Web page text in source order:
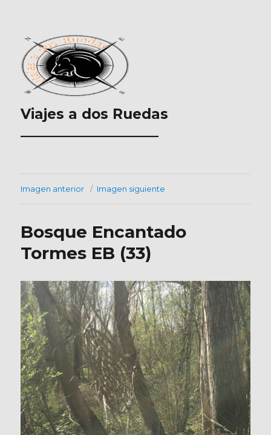
Viajes a dos Ruedas
___________________
Imagen anterior Imagen siguiente
Bosque Encantado
Tormes EB (33)